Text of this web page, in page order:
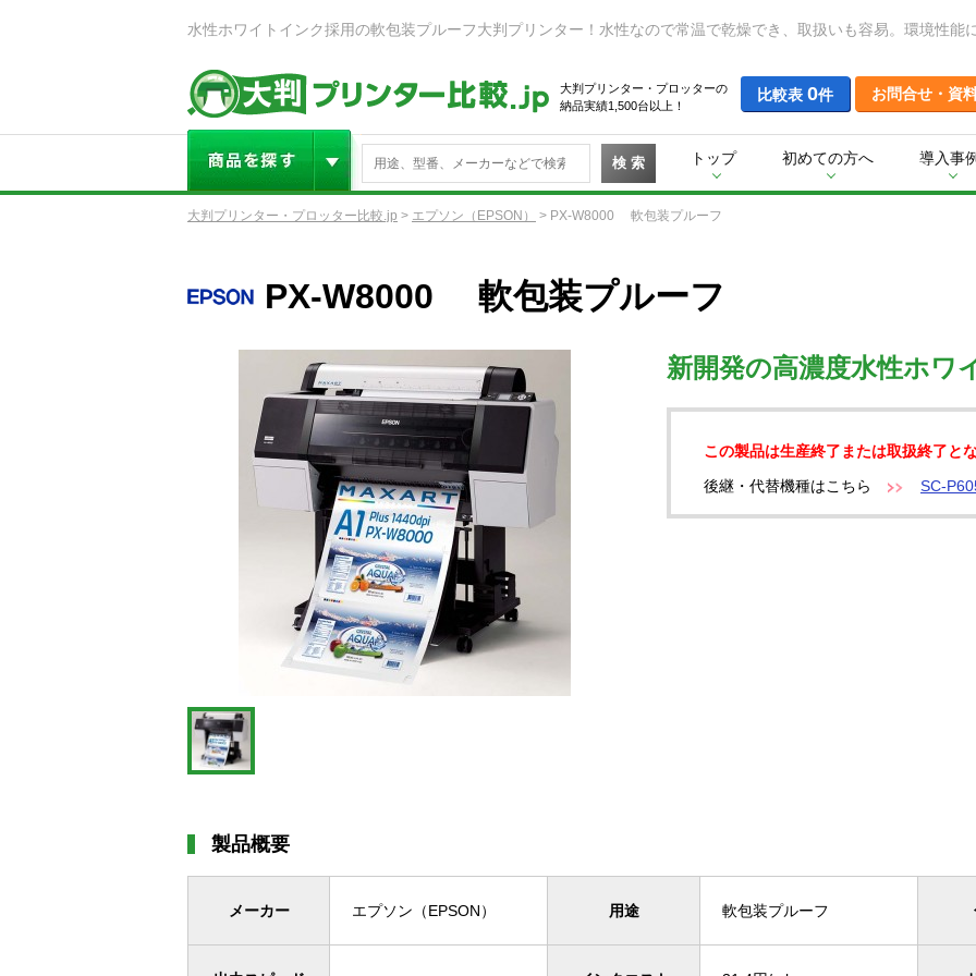
大判プリンター・プロッターの
納品実績1,500台以上！
比較表 0件 お問合せ・資
検 索 トップ 初めての方へ 導入事例
大判プリンター・プロッター比較.jp > エプソン（EPSON） > PX-W8000 軟包装プルーフ
PX-W8000 軟包装プルーフ
新開発の高濃度水性ホワ
この製品は生産終了または取扱終了とな
後継・代替機種はこちら
SC-
製品概要
メーカー エプソン（EPSON） 用途 軟包装プルーフ